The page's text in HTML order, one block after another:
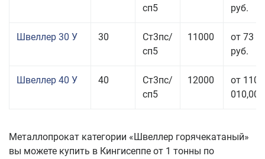
сп5
руб.
Швеллер 30 У 30
Ст3пс/
сп5
11000
от 73
руб.
Швеллер 40 У 40
Ст3пс/
сп5
12000
от 110
010,00
Металлопрокат категории «Швеллер горячекатаный»
вы можете купить в Кингисеппе от 1 тонны по